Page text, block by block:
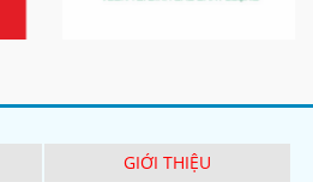
GIỚI THIỆU